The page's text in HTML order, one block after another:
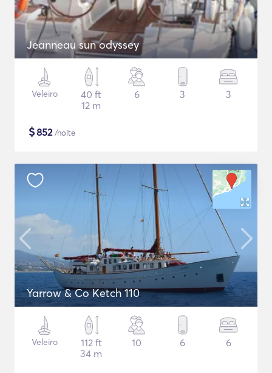
Jeanneau sun odyssey
Veleiro
40 ft
12 m
6 3 3
$852/noite
Yarrow & Co Ketch 110
Veleiro
112 ft
34 m
10 6 6